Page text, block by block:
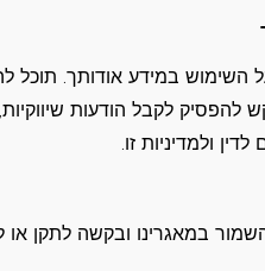
השימוש במידע אודותך.
להפסיק לקבל הודעות
ולמדיניות זו.
במאגרינו ובקשה לתקן